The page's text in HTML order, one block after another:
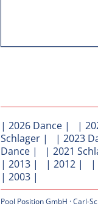
| 2026 Dance | |
Schlager | | 2023
Dance | | 2021
| 2013 | | 2012 | |
| 2003 |
Pool Position GmbH · Carl-